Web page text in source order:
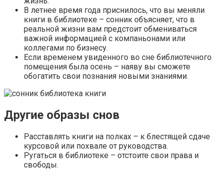
В летнее время года приснилось, что вы меняли
книги в библиотеке – сонник объясняет, что в
реальной жизни вам предстоит обмениваться
важной информацией с компаньонами или
коллегами по бизнесу.
Если временем увиденного во сне библиотечного
помещения была осень – наяву вы сможете
обогатить свои познания новыми знаниями.
Другие образы снов
Расставлять книги на полках – к блестящей сдаче
курсовой или похвале от руководства.
Ругаться в библиотеке – отстоите свои права и
свободы.